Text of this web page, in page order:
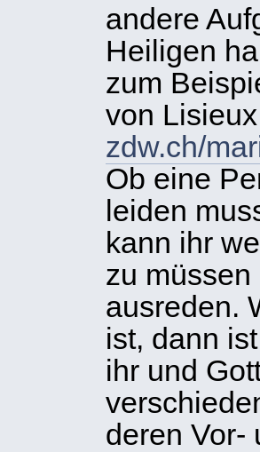
andere
Heiligen
zum
von
zdw.ch/
Ob eine
leiden
kann ihr
zu
ausreden.
ist, dann
ihr und
deren Vor-